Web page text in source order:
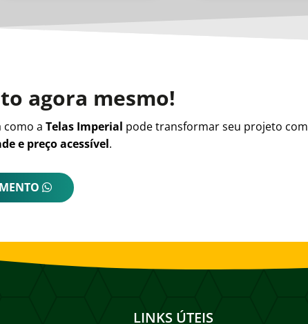
agora mesmo!
como a Telas Imperial pode transformar seu projeto com
e preço acessível.
LINKS ÚTEIS